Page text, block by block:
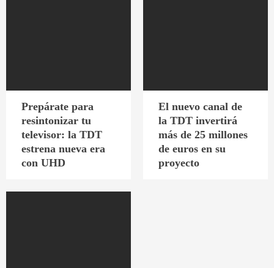
Prepárate para
resintonizar tu
televisor: la TDT
estrena nueva era
con UHD
El nuevo canal de
la TDT invertirá
más de 25 millones
de euros en su
proyecto